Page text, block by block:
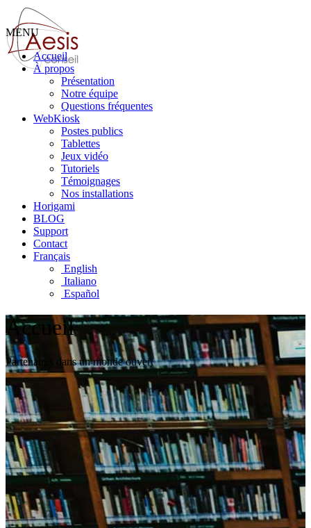
MENU
Accueil
À propos
Présentation
Notre équipe
Questions fréquentes
WebKiosk
Postes publics
Tablettes
Jeux vidéo
Tutoriels
Témoignages
Nos installations
Horigami
BLOG
Support
Contact
Français
English
Italiano
Español
Accueil
Partenaires dans un monde ouvert